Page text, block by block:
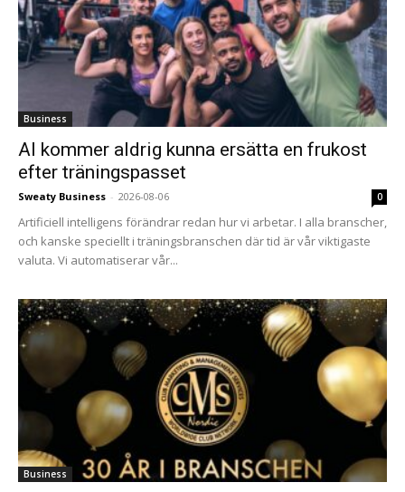
Business
AI kommer aldrig kunna ersätta en frukost
efter träningspasset
Sweaty Business - 2026-08-06 0
Artificiell intelligens förändrar redan hur vi arbetar. I alla branscher,
och kanske speciellt i träningsbranschen där tid är vår viktigaste
valuta. Vi automatiserar vår...
Business